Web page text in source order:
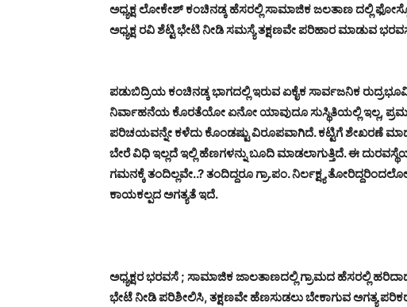
ಅಧ್ಯಕ್ಷ ಲೋಕೇಶ್ ಕಂಚಿನಡ್ಕ ಹೆಸರಲ್ಲಿ ಸಾಮಾಜಿಕ ಜಲತಾಣ ದಲ್ಲಿ
ಅಧ್ಯಕ್ಷ ರವಿ ಶೆಟ್ಟಿ ಭೇಟಿ ನೀಡಿ ಸಮಸ್ಯೆ ತಕ್ಷಣವೇ ಪರಿಹಾರ ಮಾಡುವ ಭರವಸೆ
ಪಡುಬಿದ್ರಿಯ ಕಂಚಿನಡ್ಕ ಭಾಗದಲ್ಲಿ ಇರುವ ಏಕೈಕ ಸಾರ್ವಜನಿಕ
ನಿರ್ವಾಹನೆಯ ಕೊರತೆಯೋ ಏನೋ ಯಾವುದೂ ಸುಸ್ಥಿತಿಯಲ್ಲಿ ಇಲ್ಲ,
ಪರಿಚಯವನ್ನೇ ಕಳೆದು ಕೊಂಡಷ್ಟು ವಿರೂಪವಾಗಿದೆ. ಕಟ್ಟಿಗೆ
ಬೇರೆ ವಿಧಿ ಇಲ್ಲದೆ ಇಲ್ಲಿ ಹೆಣಗಳನ್ನು ಬೂದಿ ಮಾಡಲಾಗುತ್ತಿದೆ. ಈ
ಗಮನಕ್ಕೆ ತಂದಿಲ್ಲವೇ..? ತಂದಿದ್ದರೂ ಗ್ರಾ.ಪಂ. ನಿರ್ಲಕ್ಷ್ಯ
ಕಾಯಕಲ್ಪದ ಅಗತ್ಯತೆ ಇದೆ.
ಅಧ್ಯಕ್ಷರ ಭರವಸೆ ; ಸಾಮಾಜಿಕ ಜಾಲತಾಣದಲ್ಲಿ ಗ್ರಾಮದ ಹೆಸರಲ್ಲಿ
ಭೇಟೆ ನೀಡಿ ಪರಿಶೀಲಿಸಿ, ತಕ್ಷಣವೇ ಹೆಣಸುಡಲು ಬೇಕಾಗುವ ಅಗತ್ಯ